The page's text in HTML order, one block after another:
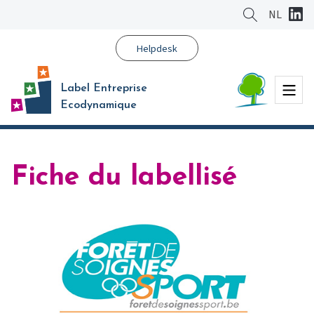
NL
Helpdesk
Label Entreprise
Ecodynamique
Menu
Fiche du labellisé